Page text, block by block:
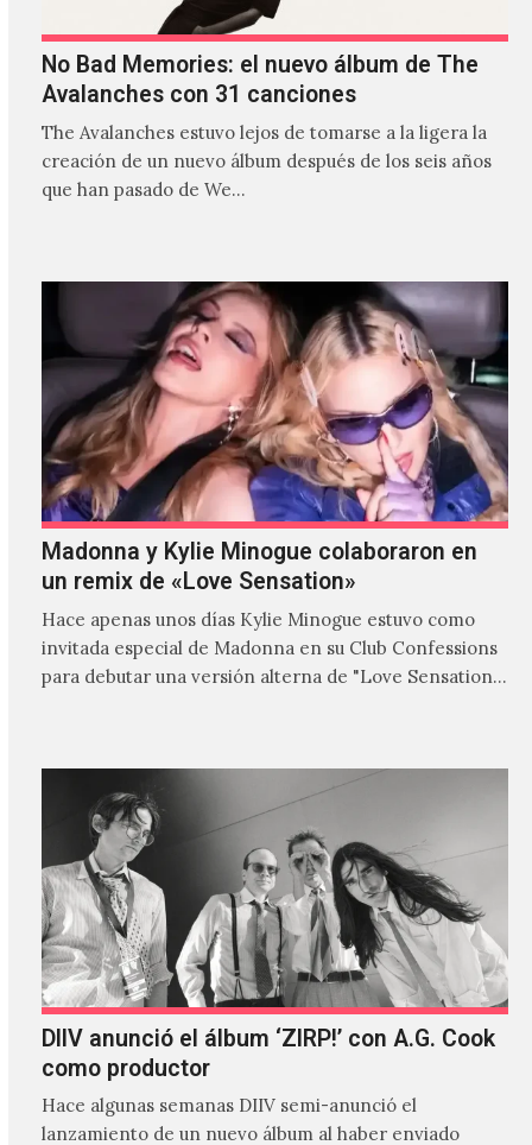
No Bad Memories: el nuevo álbum de The
Avalanches con 31 canciones
The Avalanches estuvo lejos de tomarse a la ligera la
creación de un nuevo álbum después de los seis años
que han pasado de We…
Madonna y Kylie Minogue colaboraron en
un remix de «Love Sensation»
Hace apenas unos días Kylie Minogue estuvo como
invitada especial de Madonna en su Club Confessions
para debutar una versión alterna de "Love Sensation",
DIIV anunció el álbum ‘ZIRP!’ con A.G. Cook
como productor
Hace algunas semanas DIIV semi-anunció el
lanzamiento de un nuevo álbum al haber enviado